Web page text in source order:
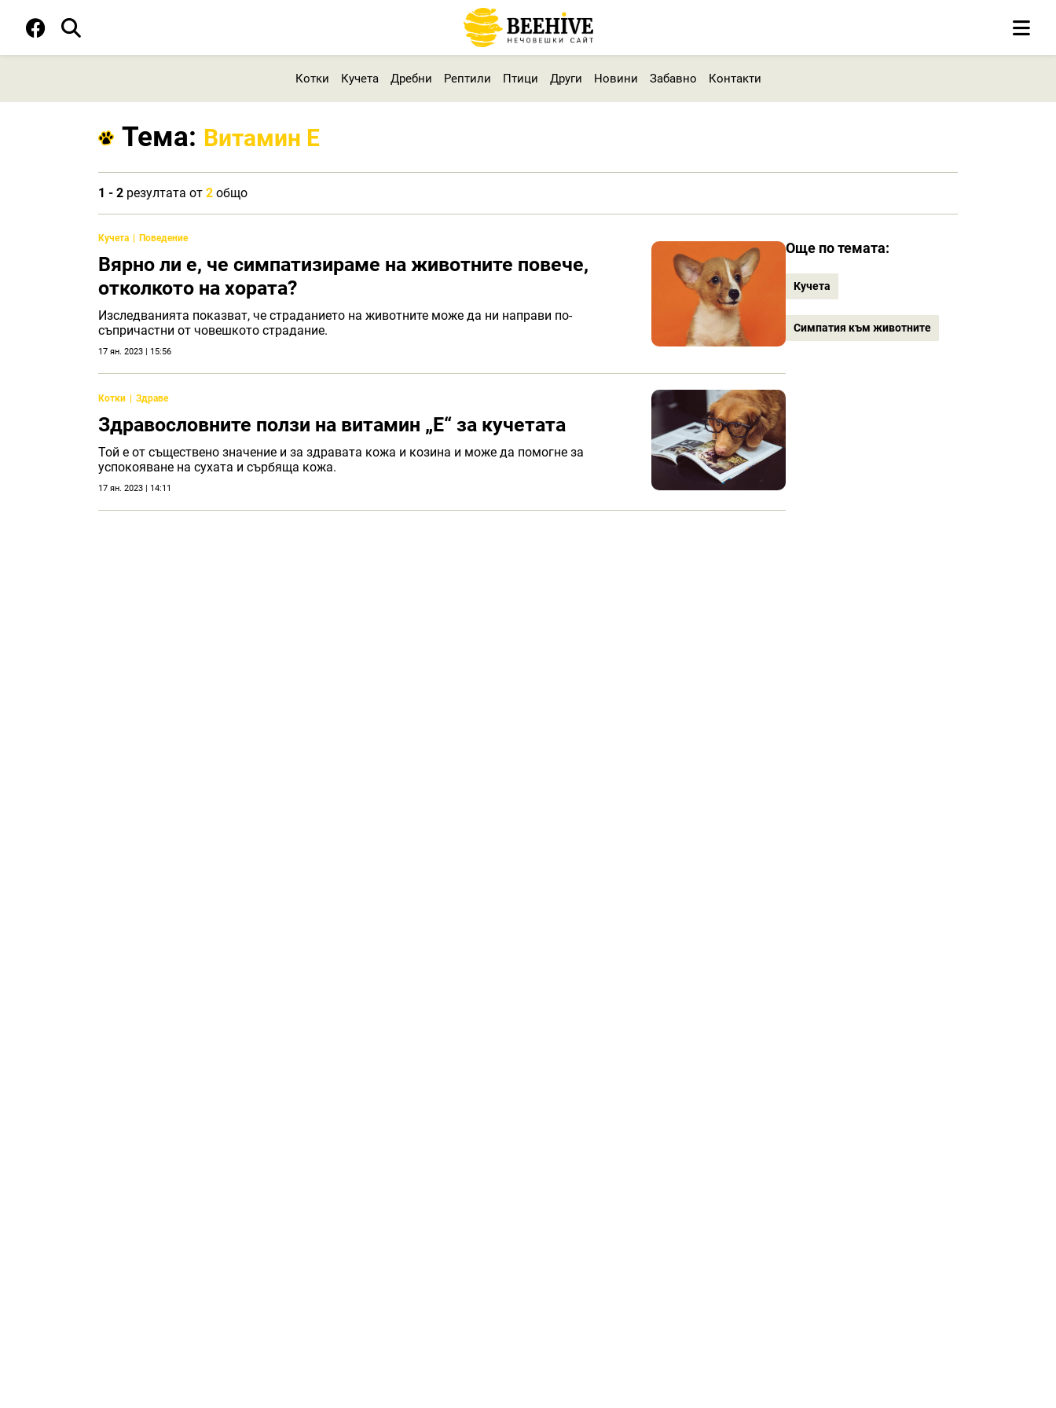
Котки Кучета Дребни Рептили Птици Други Новини Забавно Контакти
Тема: Витамин Е
1 - 2 резултата от 2 общо
Кучета Поведение
Вярно ли е, че симпатизираме на животните повече,
отколкото на хората?
Изследванията показват, че страданието на животните може да ни направи по-
съпричастни от човешкото страдание.
17 ян. 2023 | 15:56
Котки Здраве
Здравословните ползи на витамин „Е“ за кучетата
Той е от съществено значение и за здравата кожа и козина и може да помогне за
успокояване на сухата и сърбяща кожа.
17 ян. 2023 | 14:11
Още по темата:
Кучета
Симпатия към животните